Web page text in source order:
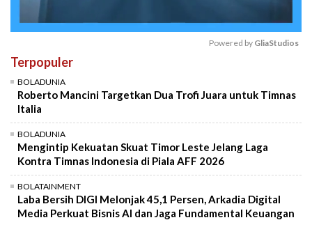
Powered by GliaStudios
Terpopuler
BOLADUNIA
Roberto Mancini Targetkan Dua Trofi Juara untuk Timnas
Italia
BOLADUNIA
Mengintip Kekuatan Skuat Timor Leste Jelang Laga
Kontra Timnas Indonesia di Piala AFF 2026
BOLATAINMENT
Laba Bersih DIGI Melonjak 45,1 Persen, Arkadia Digital
Media Perkuat Bisnis AI dan Jaga Fundamental Keuangan